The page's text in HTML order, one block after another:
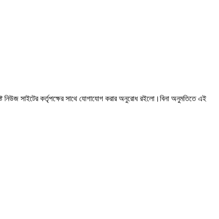
নিউজ সাইটের কর্তৃপক্ষের সাথে যোগাযোগ করার অনুরোধ রইলো।বিনা অনুমতিতে এই